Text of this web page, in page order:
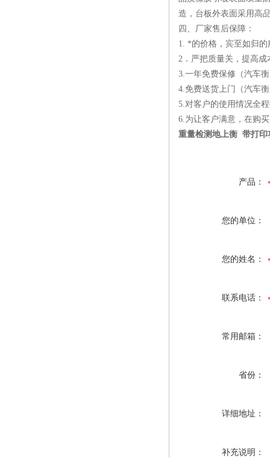
造，台板外表面采用高
四、厂家售后保障：
1. *的价格，宾至如归
2．严把质量关，提高
3.一年免费保修（汽车
4.免费送货上门（汽车
5.对客户的使用情况全
6.为让客户满意，在购
重量检测地上衡 带打印
产品：
您的单位：
您的姓名：
联系电话：
常用邮箱：
省份：
详细地址：
补充说明：